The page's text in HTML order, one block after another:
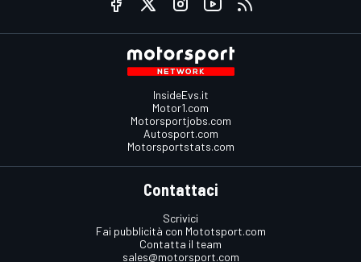
InsideEvs.it
Motor1.com
Motorsportjobs.com
Autosport.com
Motorsportstats.com
Contattaci
Scrivici
Fai pubblicità con Mototsport.com
Contatta il team
sales@motorsport.com